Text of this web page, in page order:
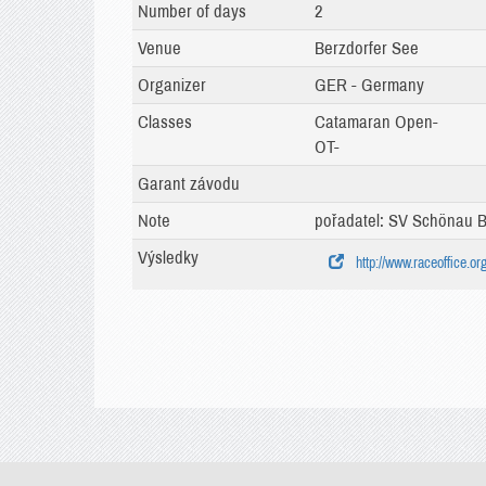
Number of days
2
Venue
Berzdorfer See
Organizer
GER - Germany
Classes
Catamaran Open-
OT-
Garant závodu
Note
pořadatel: SV Schönau
Výsledky
http://